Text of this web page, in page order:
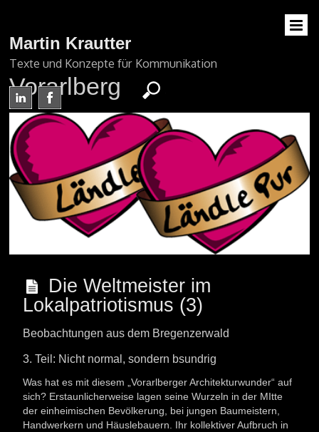
Martin Krautter
Texte und Konzepte für Kommunikation
Vorarlberg
Die Weltmeister im
Lokalpatriotismus (3)
Beobachtungen aus dem Bregenzerwald
3. Teil: Nicht normal, sondern bsundrig
Was hat es mit diesem „Vorarlberger Architekturwunder“ auf
sich? Erstaunlicherweise lagen seine Wurzeln in der MItte
der einheimischen Bevölkerung, bei jungen Baumeistern,
Handwerkern und Häuslebauern. Ihr kollektiver Aufbruch in